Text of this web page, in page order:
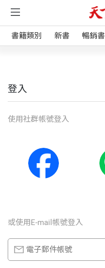
書籍類別 新書 暢銷書
登入
使⽤社群帳號登入
或使⽤E-mail帳號登入